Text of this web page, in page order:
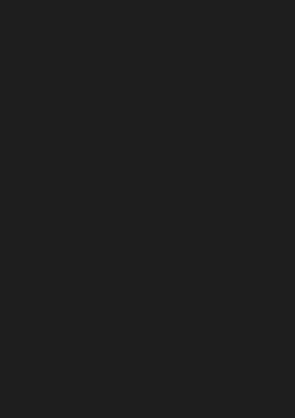
ています。
ることを確認の上、対応させていただ
ともに、本ポリシーの内容を適宜見
に関するお問い合せは当フォームよ